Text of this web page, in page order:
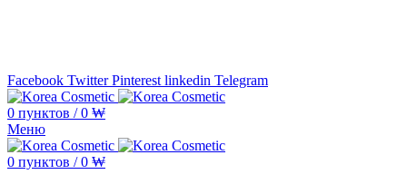
Facebook Twitter Pinterest linkedin Telegram
0 пунктов / 0 ₩
Меню
0 пунктов / 0 ₩